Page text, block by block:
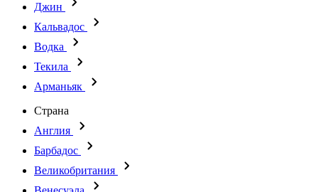
Джин
Кальвадос
Водка
Текила
Арманьяк
Страна
Англия
Барбадос
Великобритания